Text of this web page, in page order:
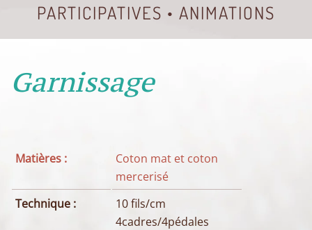
PARTICIPATIVES • ANIMATIONS
Garnissage
Matières :
Coton mat et coton
mercerisé
Technique :
10 fils/cm
4cadres/4pédales